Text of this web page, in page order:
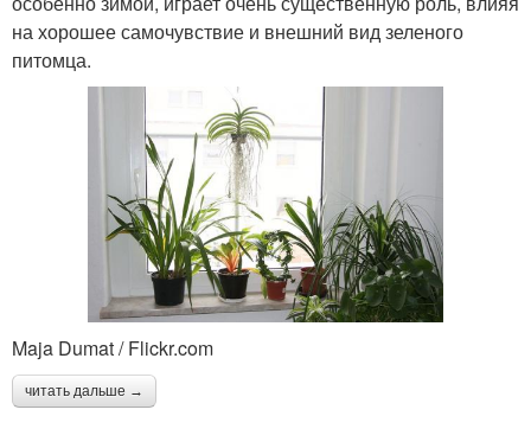
на хорошее самочувствие и внешний вид зеленого
питомца.
Maja Dumat / Flickr.com
читать дальше →